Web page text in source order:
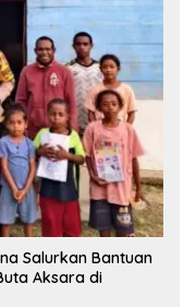
Salurkan Bantuan
Aksara di